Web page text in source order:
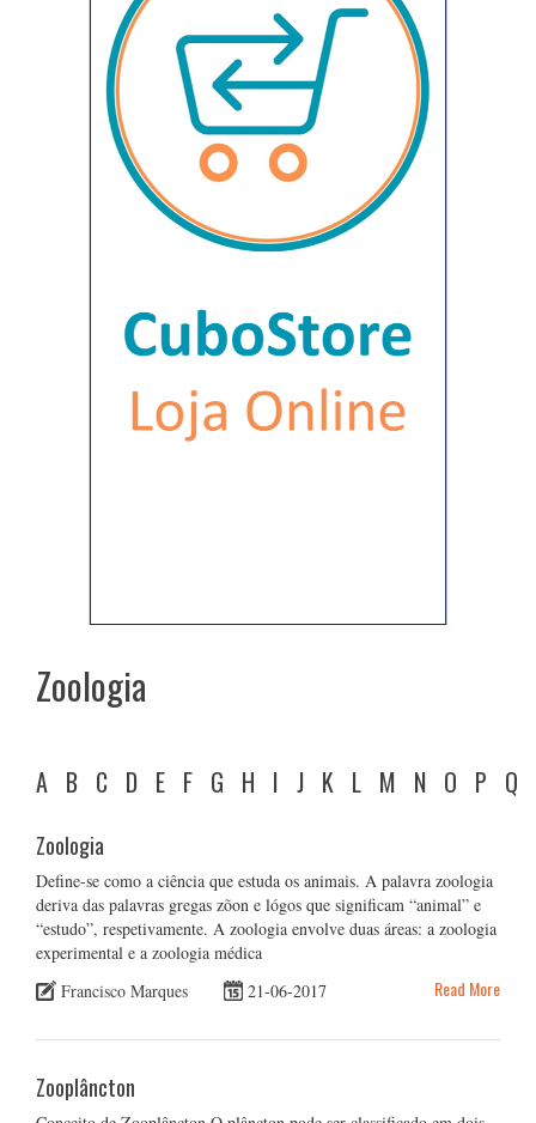
Zoologia
A B C D E F G H I J K L M N O P Q
Zoologia
Define-se como a ciência que estuda os animais. A palavra zoologia
deriva das palavras gregas zõon e lógos que significam “animal” e
“estudo”, respetivamente. A zoologia envolve duas áreas: a zoologia
experimental e a zoologia médica
Francisco Marques
21-06-2017 Read More
Zooplâncton